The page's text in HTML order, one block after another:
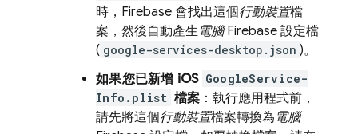
時，Firebase 會找出這個行動裝置檔
案，然後自動產生電腦Firebase 設定檔
( google-services-desktop.json )。
如果您已新增 iOS GoogleService-
Info.plist 檔案 ：執行應用程式前，
請先將這個行動裝置檔案轉換為 電腦